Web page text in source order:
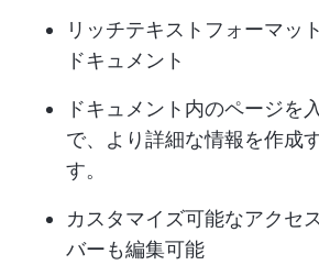
リッチテキストフォーマッ
ドキュメント
ドキュメント内のページを
で、より詳細な情報を作成
す。
カスタマイズ可能なアクセ
バーも編集可能